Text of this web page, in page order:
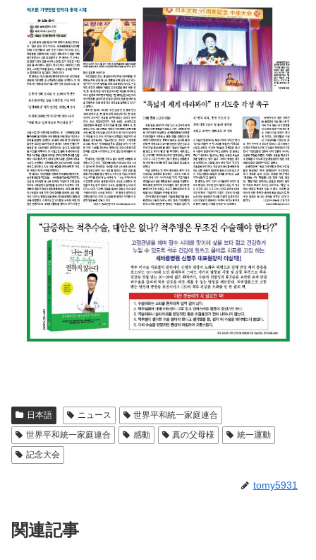
日本語 ニュース
世界平和統一家庭連合
世界平和統一家庭連合
感動 真の父母様
統一運動
記念大会
tomy5931
関連記事